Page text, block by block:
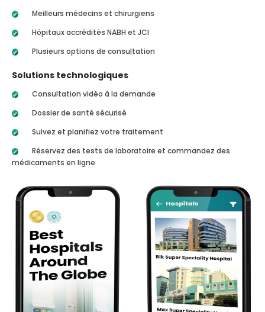
Meilleurs médecins et chirurgiens
Hôpitaux accrédités NABH et JCI
Plusieurs options de consultation
Solutions technologiques
Consultation vidéo à la demande
Dossier de santé sécurisé
Suivez et planifiez votre traitement
Réservez des tests de laboratoire et commandez des
médicaments en ligne